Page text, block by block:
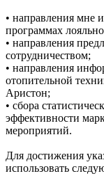
• направления мне
программах
• направления
сотрудничеством;
• направления
отопительной
Аристон;
• сбора
эффективности
мероприятий.
Для достижения
использовать